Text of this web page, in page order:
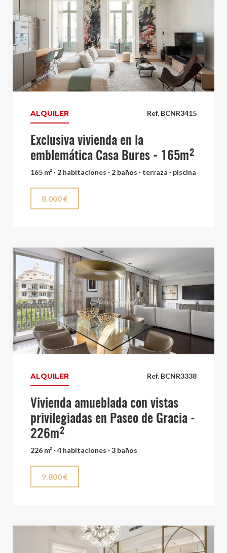
Ref. BCNR3415
ALQUILER
Exclusiva vivienda en la
emblemática Casa Bures - 165m²
165 m² · 2 habitaciones · 2 baños · terraza · piscina
8.000 €
Ref. BCNR3338
ALQUILER
Vivienda amueblada con vistas
privilegiadas en Paseo de Gracia -
226m²
226 m² · 4 habitaciones · 3 baños
9.800 €